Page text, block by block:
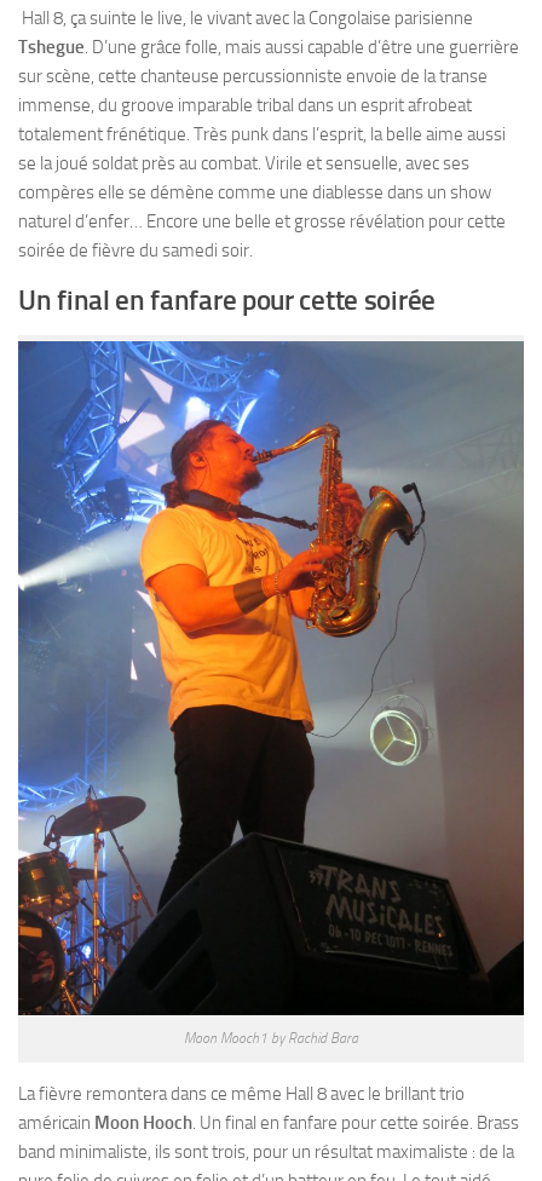
Hall 8, ça suinte le live, le vivant avec la Congolaise parisienne
Tshegue. D’une grâce folle, mais aussi capable d’être une guerrière
sur scène, cette chanteuse percussionniste envoie de la transe
immense, du groove imparable tribal dans un esprit afrobeat
totalement frénétique. Très punk dans l’esprit, la belle aime aussi
se la joué soldat près au combat. Virile et sensuelle, avec ses
compères elle se démène comme une diablesse dans un show
naturel d’enfer… Encore une belle et grosse révélation pour cette
soirée de fièvre du samedi soir.
Un final en fanfare pour cette soirée
Moon Mooch1 by Rachid Bara
La fièvre remontera dans ce même Hall 8 avec le brillant trio
américain Moon Hooch. Un final en fanfare pour cette soirée. Brass
band minimaliste, ils sont trois, pour un résultat maximaliste : de la